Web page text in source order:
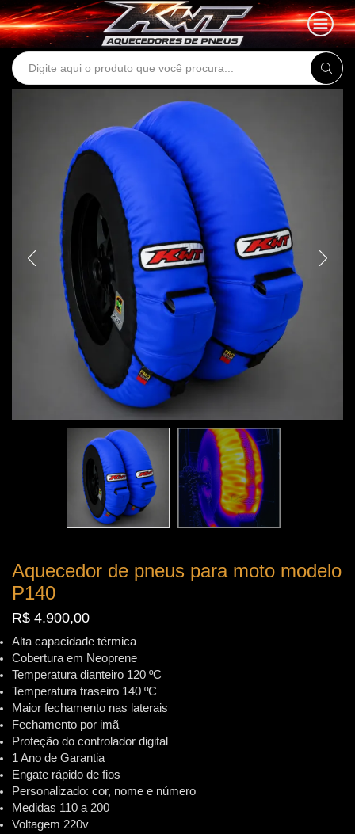
Search
input
Aquecedor de pneus para moto modelo
P140
R$ 4.900,00
Alta capacidade térmica
Cobertura em Neoprene
Temperatura dianteiro 120 ºC
Temperatura traseiro 140 ºC
Maior fechamento nas laterais
Fechamento por imã
Proteção do controlador digital
1 Ano de Garantia
Engate rápido de fios
Personalizado: cor, nome e número
Medidas 110 a 200
Voltagem 220v